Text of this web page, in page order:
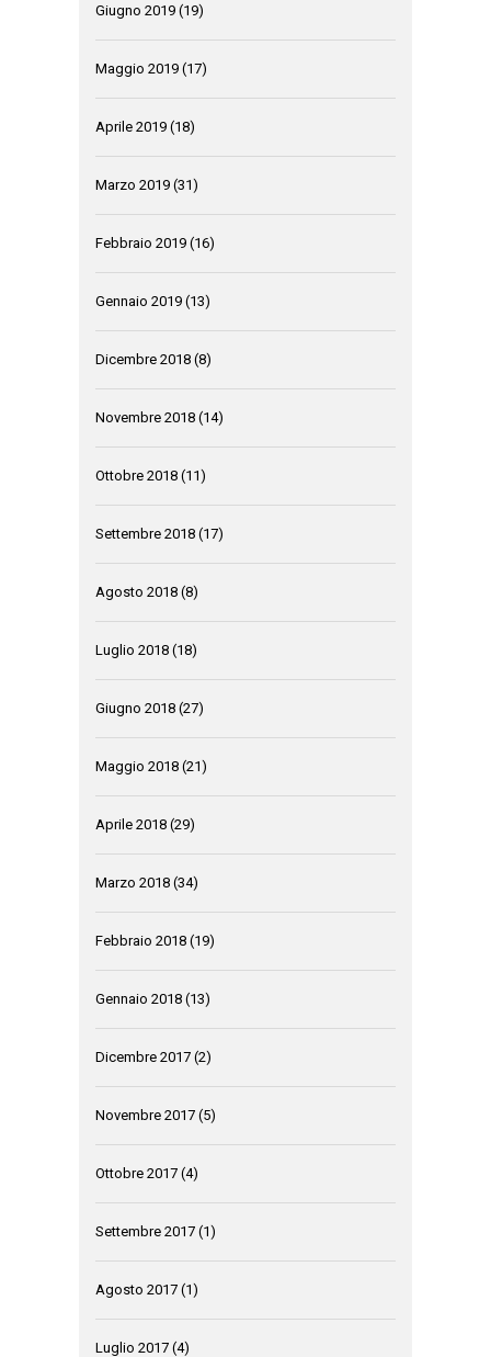
Giugno 2019 (19)
Maggio 2019 (17)
Aprile 2019 (18)
Marzo 2019 (31)
Febbraio 2019 (16)
Gennaio 2019 (13)
Dicembre 2018 (8)
Novembre 2018 (14)
Ottobre 2018 (11)
Settembre 2018 (17)
Agosto 2018 (8)
Luglio 2018 (18)
Giugno 2018 (27)
Maggio 2018 (21)
Aprile 2018 (29)
Marzo 2018 (34)
Febbraio 2018 (19)
Gennaio 2018 (13)
Dicembre 2017 (2)
Novembre 2017 (5)
Ottobre 2017 (4)
Settembre 2017 (1)
Agosto 2017 (1)
Luglio 2017 (4)